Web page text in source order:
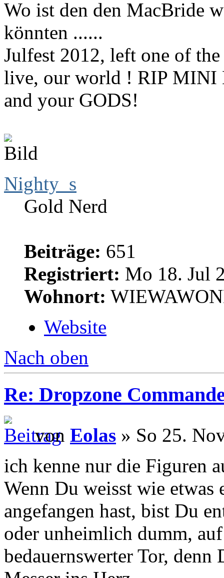
Wo ist den den MacBride
könnten ......
Julfest 2012, left one of
live, our world ! RIP MINI
and your GODS!
Nighty_s
Gold Nerd
Beiträge: 651
Registriert: Mo 18. Jul
Wohnort:
Website
Nach oben
Re: Dropzone
von Eolas » So 25.
ich kenne nur die Figuren
Wenn Du weisst wie
angefangen hast, bist Du
oder unheimlich dumm,
bedauernswerter Tor,